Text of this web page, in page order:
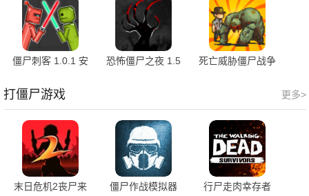
僵尸刺客 1.0.1 安
恐怖僵尸之夜 1.5
死亡威胁僵尸战争
更多>
打僵尸游戏
末日危机2丧尸来
僵尸作战模拟器
行尸走肉幸存者